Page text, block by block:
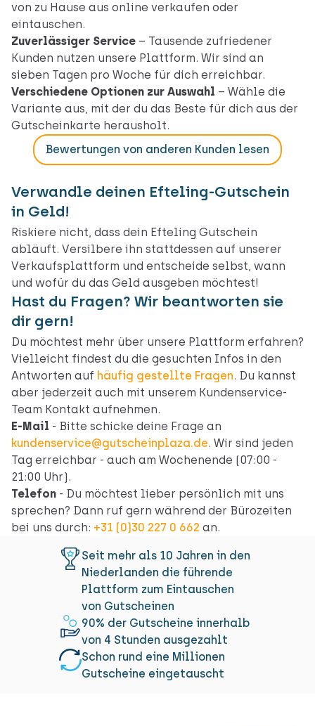
von zu Hause aus online verkaufen oder
eintauschen.
Zuverlässiger Service – Tausende zufriedener
Kunden nutzen unsere Plattform. Wir sind an
sieben Tagen pro Woche für dich erreichbar.
Verschiedene Optionen zur Auswahl – Wähle die
Variante aus, mit der du das Beste für dich aus der
Gutscheinkarte herausholt.
Bewertungen von anderen Kunden lesen
Verwandle deinen Efteling-Gutschein
in Geld!
Riskiere nicht, dass dein Efteling Gutschein
abläuft. Versilbere ihn stattdessen auf unserer
Verkaufsplattform und entscheide selbst, wann
und wofür du das Geld ausgeben möchtest!
Hast du Fragen? Wir beantworten sie
dir gern!
Du möchtest mehr über unsere Plattform erfahren?
Vielleicht findest du die gesuchten Infos in den
Antworten auf häufig gestellte Fragen. Du kannst
aber jederzeit auch mit unserem Kundenservice-
Team Kontakt aufnehmen.
E-Mail - Bitte schicke deine Frage an
kundenservice@gutscheinplaza.de. Wir sind jeden
Tag erreichbar - auch am Wochenende (07:00 -
21:00 Uhr).
Telefon - Du möchtest lieber persönlich mit uns
sprechen? Dann ruf gern während der Bürozeiten
bei uns durch: +31 (0)30 227 0 662 an.
Seit mehr als 10 Jahren in den
Niederlanden die führende
Plattform zum Eintauschen
von Gutscheinen
90% der Gutscheine innerhalb
von 4 Stunden ausgezahlt
Schon rund eine Millionen
Gutscheine eingetauscht